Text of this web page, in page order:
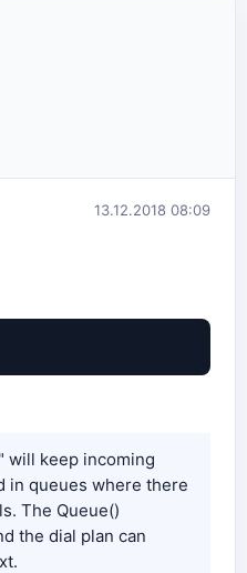
13.12.2018 08:09
will keep incoming
in queues where there
The Queue()
the dial plan can